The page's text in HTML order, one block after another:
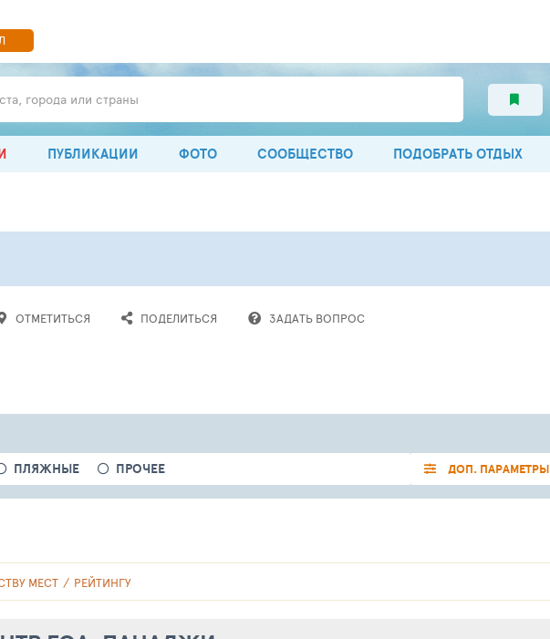
города или страны
ПУБЛИКАЦИИ ФОТО СООБЩЕСТВО ПОДОБРАТЬ ОТДЫХ
ОТМЕТИТЬСЯ ПОДЕЛИТЬСЯ ЗАДАТЬ ВОПРОС
ПЛЯЖНЫЕ ПРОЧЕЕ ДОП. ПАРАМЕТРЫ
МЕСТ РЕЙТИНГУ